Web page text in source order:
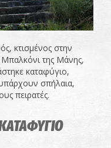
κτισμένος στην
της Μάνης,
καταφύγιο,
σπήλαια,
πειρατές.